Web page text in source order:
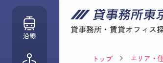
貸事務所・賃貸オフィス
沿線
トップ エリア・